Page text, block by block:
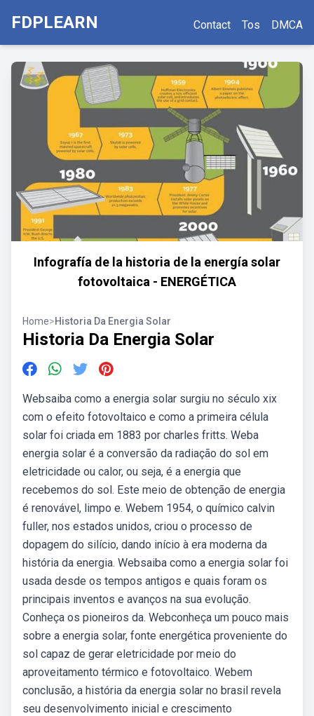
FDPLEARN Contact Tos DMCA
Infografía de la historia de la energía solar
fotovoltaica - ENERGÉTICA
Home>Historia Da Energia Solar
Historia Da Energia Solar
Websaiba como a energia solar surgiu no século xix
com o efeito fotovoltaico e como a primeira célula
solar foi criada em 1883 por charles fritts. Weba
energia solar é a conversão da radiação do sol em
eletricidade ou calor, ou seja, é a energia que
recebemos do sol. Este meio de obtenção de energia
é renovável, limpo e. Webem 1954, o químico calvin
fuller, nos estados unidos, criou o processo de
dopagem do silício, dando início à era moderna da
história da energia. Websaiba como a energia solar foi
usada desde os tempos antigos e quais foram os
principais inventos e avanços na sua evolução.
Conheça os pioneiros da. Webconheça um pouco mais
sobre a energia solar, fonte energética proveniente do
sol capaz de gerar eletricidade por meio do
aproveitamento térmico e fotovoltaico. Webem
conclusão, a história da energia solar no brasil revela
seu desenvolvimento inicial e crescimento